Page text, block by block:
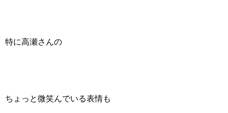
特に高瀬さんの
ちょっと微笑んでいる表情も